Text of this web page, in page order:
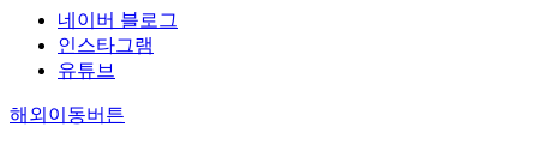
네이버 블로그
인스타그램
유튜브
해외이동버튼